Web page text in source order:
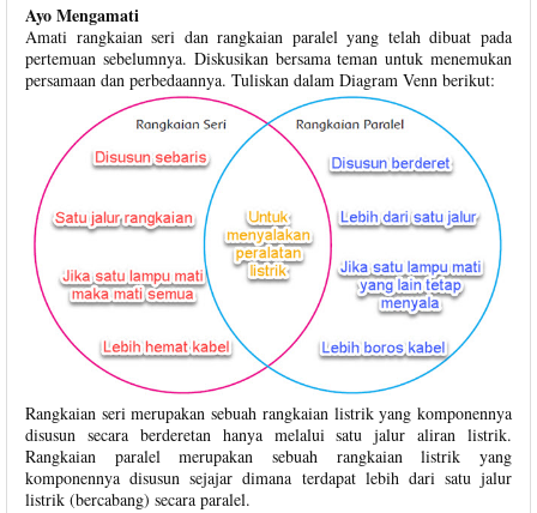
Ayo Mengamati
Amati rangkaian seri dan rangkaian paralel yang telah dibuat pada
pertemuan sebelumnya. Diskusikan bersama teman untuk menemukan
persamaan dan perbedaannya. Tuliskan dalam Diagram Venn berikut:
Rangkaian seri merupakan sebuah rangkaian listrik yang komponennya
disusun secara berderetan hanya melalui satu jalur aliran listrik.
Rangkaian paralel merupakan sebuah rangkaian listrik yang
komponennya disusun sejajar dimana terdapat lebih dari satu jalur
listrik (bercabang) secara paralel.